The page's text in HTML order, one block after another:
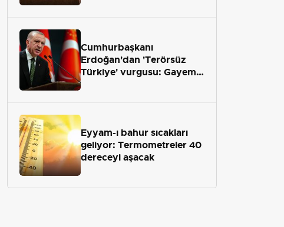
Cumhurbaşkanı
Erdoğan'dan 'Terörsüz
Türkiye' vurgusu: Gayemiz
Eyyam-ı bahur sıcakları
geliyor: Termometreler 40
dereceyi aşacak